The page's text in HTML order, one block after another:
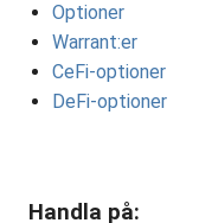
Optioner
Warrant:er
CeFi-optioner
DeFi-optioner
Handla på: